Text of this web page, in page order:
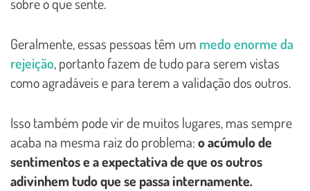
Geralmente, essas pessoas têm um medo enorme da
rejeição, portanto fazem de tudo para serem vistas
como agradáveis e para terem a validação dos outros.
Isso também pode vir de muitos lugares, mas sempre
acaba na mesma raiz do problema:o acúmulo de
sentimentos e a expectativa de que os outros
adivinhem tudo que se passa internamente.